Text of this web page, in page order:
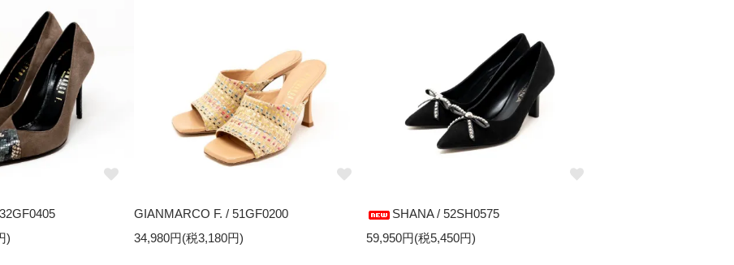
)
GIANMARCO F. / 51GF0200
34,980円(税3,180円)
SHANA / 52SH0575
59,950円(税5,450円)